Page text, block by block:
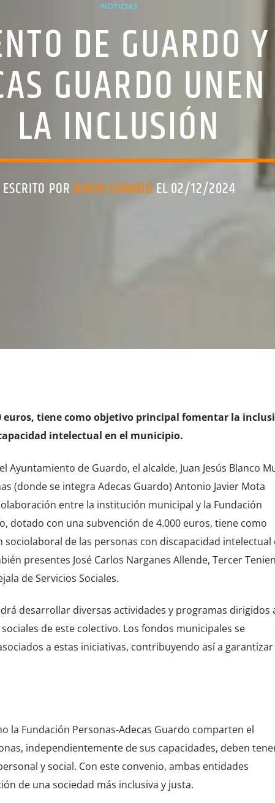
NOTICIAS
DE GUARDO
GUARDO
LA INCLUSIÓN
ESCRITO POR RADIO GUARDO EL 02/12/2024
euros, tiene como objetivo principal fomentar la
intelectual en el municipio.
Ayuntamiento de Guardo, el alcalde, Juan Jesús Blanco
(donde se integra Adecas Guardo) Antonio Javier Mota
entre la institución municipal y la Fundación
dotado con una subvención de 4.000 euros, tiene como
de las personas con discapacidad intelectual
presentes José Carlos Narganes Allende, Tercer
de Servicios Sociales.
desarrollar diversas actividades y programas dirigidos
de este colectivo. Los fondos municipales se
a estas iniciativas, contribuyendo así a garantizar
la Fundación Personas-Adecas Guardo comparten el
independientemente de sus capacidades, deben
y social. Con este convenio, ambas entidades
de una sociedad más inclusiva y justa.